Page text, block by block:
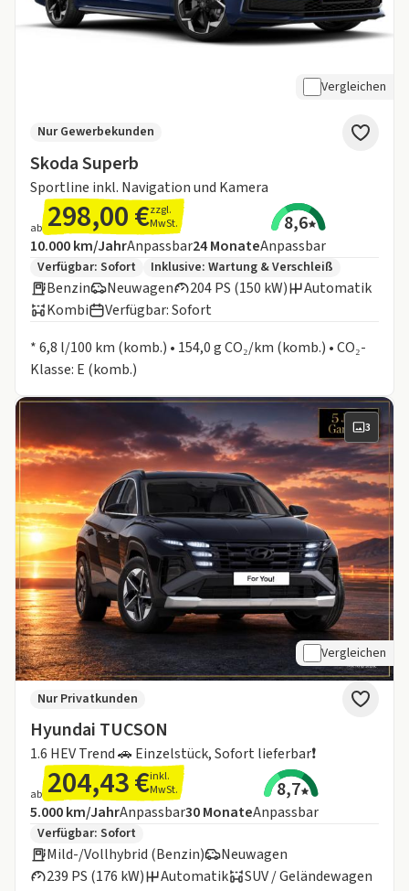
Vergleichen
Skoda Superb
Sportline inkl. Navigation und Kamera
Nur Gewerbekunden
ab 298,00 €zzgl.
MwSt.
8,6
Angebotsdetails:
Inklusive Laufleistung
10.000 km/JahrAnpassbarLaufzeit
24MonateAnpassbar
Zusätzliche Fahrzeuginformationen:
Verfügbar: Sofort Inklusive: Wartung & Verschleiß
Benzin Neuwagen 204 PS (150 kW)
Automatik
Kombi
Verfügbar: Sofort
* 6,8 l/100 km (komb.) • 154,0 g CO₂/km (komb.) • CO₂-
Klasse: E (komb.)
3
Vergleichen
Hyundai TUCSON
1.6 HEV Trend 🚗 Einzelstück, Sofort lieferbar❗
Nur Privatkunden
ab 204,43 €inkl.
MwSt.
8,7
Angebotsdetails:
Inklusive Laufleistung
5.000 km/JahrAnpassbarLaufzeit
30MonateAnpassbar
Zusätzliche Fahrzeuginformationen:
Verfügbar: Sofort
Mild-/Vollhybrid (Benzin)
Neuwagen
239 PS (176 kW)
Automatik
SUV / Geländewagen